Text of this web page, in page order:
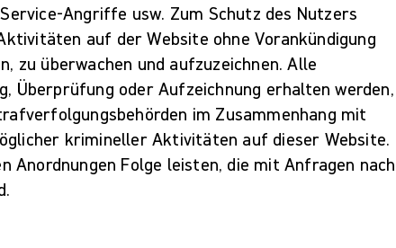
Angriffe usw. Zum Schutz des Nutzers
auf der Website ohne Vorankündigung
zu überwachen und aufzuzeichnen. Alle
Überprüfung oder Aufzeichnung erhalten werden,
im Zusammenhang mit
krimineller Aktivitäten auf dieser Website.
Anordnungen Folge leisten, die mit Anfragen nach